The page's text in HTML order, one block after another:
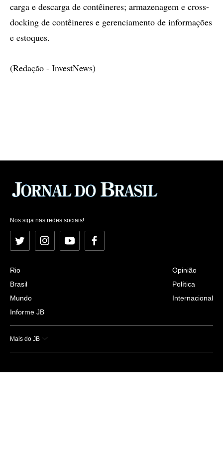
carga e descarga de contêineres; armazenagem e cross-
docking de contêineres e gerenciamento de informações
e estoques.
(Redação - InvestNews)
Nos siga nas redes sociais!
Twitter InstagramYouTubeFacebook
Rio
Brasil
Mundo
Informe JB
Opinião
Política
Internacional
Mais do JB
Esportes